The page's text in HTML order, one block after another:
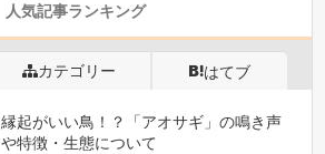
人気記事ランキング
カテゴリー はてブ
縁起がいい鳥！？「アオサギ」の鳴き声
や特徴・生態について